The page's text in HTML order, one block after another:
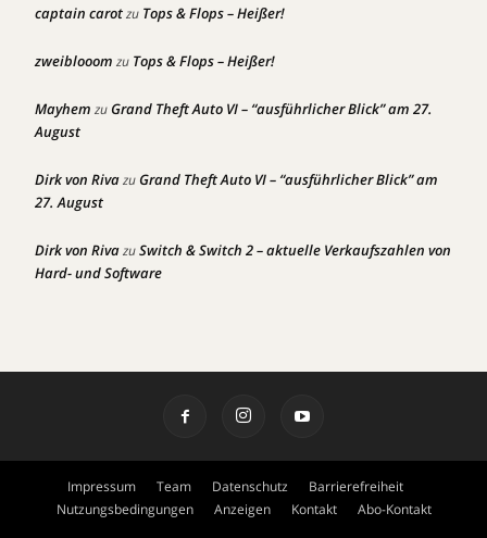
captain carotzu Tops & Flops – Heißer!
zweiblooom zu Tops & Flops – Heißer!
Mayhem zuGrand Theft Auto VI – “ausführlicher Blick” am 27.
August
Dirk von RivazuGrand Theft Auto VI – “ausführlicher Blick” am
27. August
Dirk von RivazuSwitch & Switch 2 – aktuelle Verkaufszahlen von
Hard- und Software
Impressum Team Datenschutz
Barrierefreiheit
Nutzungsbedingungen
Anzeigen Kontakt Abo-Kontakt